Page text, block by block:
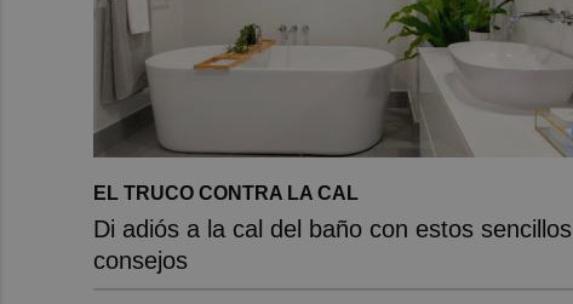
EL TRUCO CONTRA LA CAL
Di adiós a la cal del baño con estos sencillos
consejos